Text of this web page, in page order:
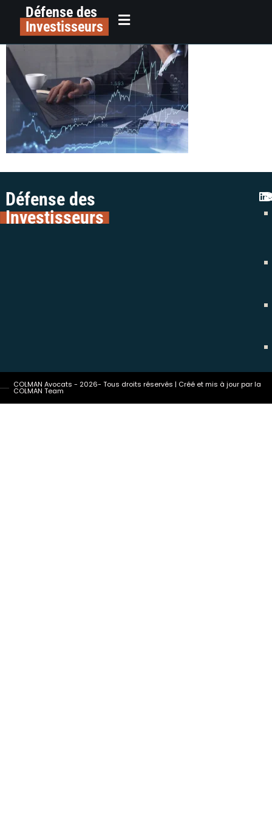
principalDéfense des
Investisseurs
1854-patrimoine.com
Défense des
Investisseurs
COLMAN Avocats - 2026- Tous droits réservés | Créé et mis à jour par la
COLMAN Team